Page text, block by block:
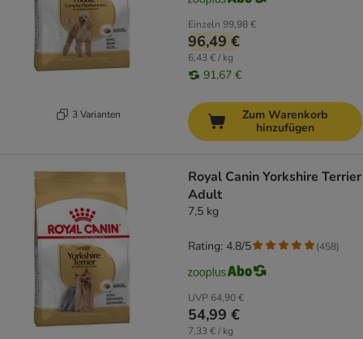
3 Varianten
Einzeln 99,98 €
96,49 €
6,43 € / kg
91,67 €
Zum Warenkorb
hinzufügen
Royal Canin Yorkshire Terrier
Adult
7,5 kg
UVP 64,90 €
54,99 €
7,33 € / kg
Rating: 4.8/5 (458)